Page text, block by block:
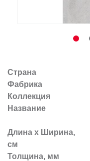
Страна
Фабрика
Коллекция
Название
Длина х Ширина,
см
Толщина, мм